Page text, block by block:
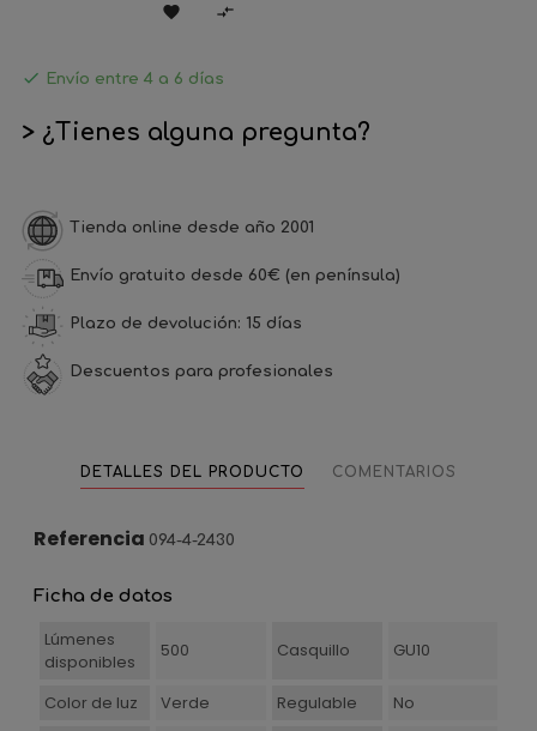
 
 Envío entre 4 a 6 días
> ¿Tienes alguna pregunta?
Tienda online desde año 2001
Envío gratuito desde 60€ (en península)
Plazo de devolución: 15 días
Descuentos para profesionales
DETALLES DEL PRODUCTO COMENTARIOS
Referencia 094-4-2430
Ficha de datos
Lúmenes
disponibles
500 Casquillo GU10
Color de luz Verde Regulable
No